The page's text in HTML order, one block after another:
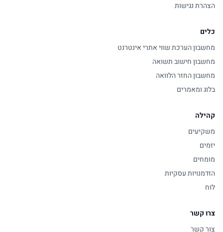
הצהרת נגישות
כלים
מחשבון הערכת שווי אתרי אינטרנט
מחשבון חישוב תשואה
מחשבון החזר הלוואה
בלוג ומאמרים
קהילה
משקיעים
יזמים
מומחים
הזדמנויות עסקיות
לוח
צרו קשר
צור קשר